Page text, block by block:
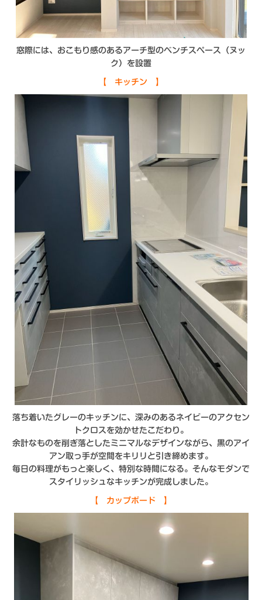
窓際には、おこもり感のあるアーチ型のベンチスペース（ヌッ
ク）を設置
【 キッチン 】
落ち着いたグレーのキッチンに、深みのあるネイビーのアクセン
トクロスを効かせたこだわり。
余計なものを削ぎ落としたミニマルなデザインながら、黒のアイ
アン取っ手が空間をキリリと引き締めます。
毎日の料理がもっと楽しく、特別な時間になる。そんなモダンで
スタイリッシュなキッチンが完成しました。
【 カップボード 】